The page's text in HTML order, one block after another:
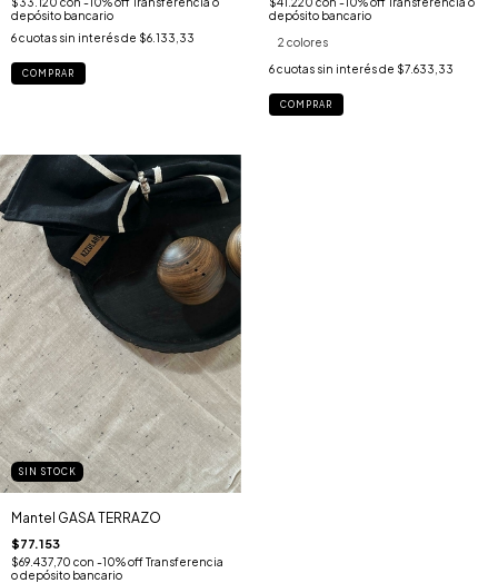
depósito bancario
6cuotas sin interés de $6.133,33
COMPRAR
depósito bancario
2 colores
6 cuotas sin interés de $7.633,33
COMPRAR
SIN STOCK
Mantel GASA TERRAZO
$77.153
$69.437,70 con -10% off Transferencia
o depósito bancario